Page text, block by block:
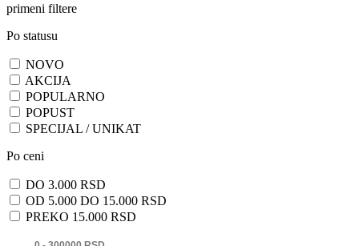
primeni filtere
Po statusu
NOVO
AKCIJA
POPULARNO
POPUST
SPECIJAL / UNIKAT
Po ceni
DO 3.000 RSD
OD 5.000 DO 15.000 RSD
PREKO 15.000 RSD